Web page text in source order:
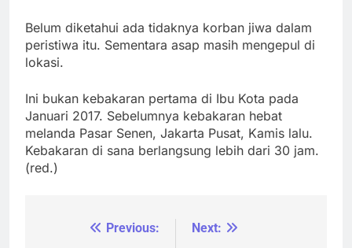
Belum diketahui ada tidaknya korban jiwa dalam
peristiwa itu. Sementara asap masih mengepul di
lokasi.
Ini bukan kebakaran pertama di Ibu Kota pada
Januari 2017. Sebelumnya kebakaran hebat
melanda Pasar Senen, Jakarta Pusat, Kamis lalu.
Kebakaran di sana berlangsung lebih dari 30 jam.
(red.)
NavigasiPrevious:
Next: